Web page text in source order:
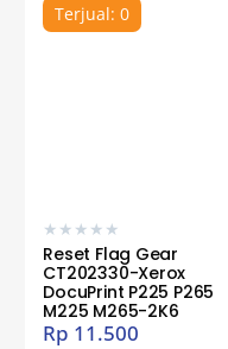
Terjual: 0
★ ★ ★ ★ ★
Reset Flag Gear
CT202330-Xerox
DocuPrint P225 P265
M225 M265-2K6
Rp 11.500